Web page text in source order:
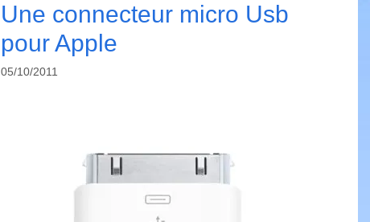
Une connecteur micro Usb
pour Apple
05/10/2011